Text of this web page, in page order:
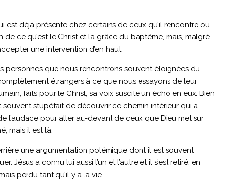
est déjà présente chez certains de ceux qu’il rencontre ou
ce qu’est le Christ et la grâce du baptême, mais, malgré
une intervention d’en haut.
personnes que nous rencontrons souvent éloignées du
étrangers à ce que nous essayons de leur
faits pour le Christ, sa voix suscite un écho en eux. Bien
souvent stupéfait de découvrir ce chemin intérieur qui a
l’audace pour aller au-devant de ceux que Dieu met sur
mais il est là.
une argumentation polémique dont il est souvent
Jésus a connu lui aussi l’un et l’autre et il s’est retiré, en
perdu tant qu’il y a la vie.